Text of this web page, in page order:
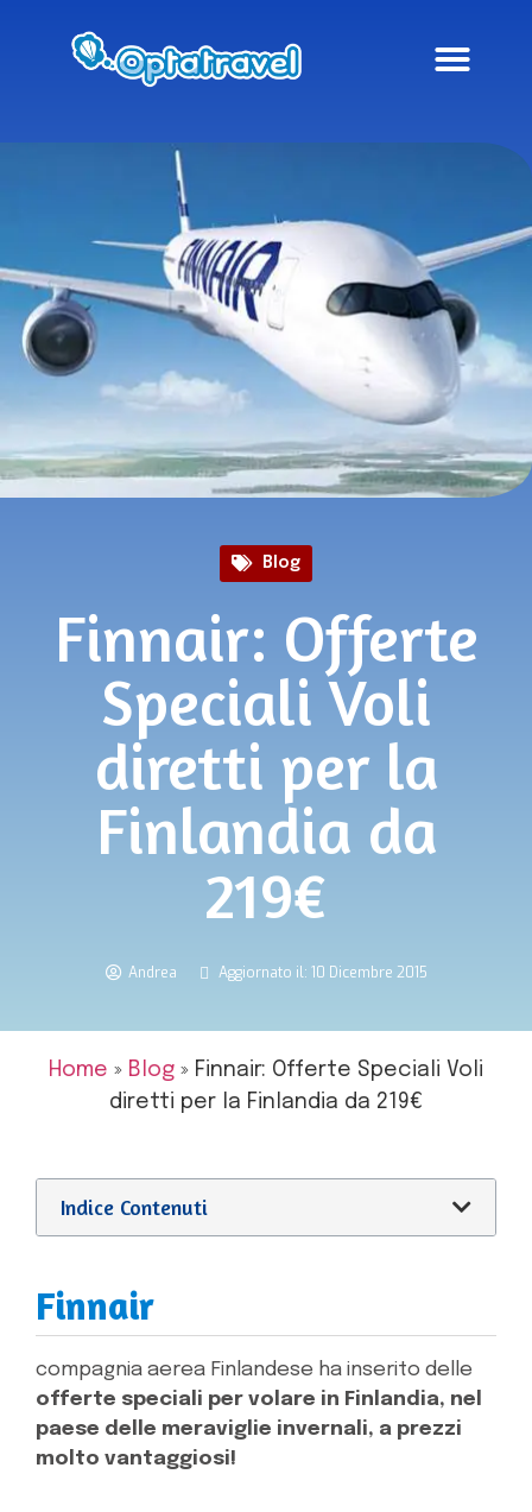
Blog
Finnair: Offerte
Speciali Voli
diretti per la
Finlandia da
219€
Andrea Aggiornato il: 10 Dicembre 2015
Home » Blog » Finnair: Offerte Speciali Voli
diretti per la Finlandia da 219€
Indice Contenuti
Finnair
compagnia aerea Finlandese ha inserito delle
offerte speciali per volare in Finlandia, nel
paese delle meraviglie invernali, a prezzi
molto vantaggiosi!